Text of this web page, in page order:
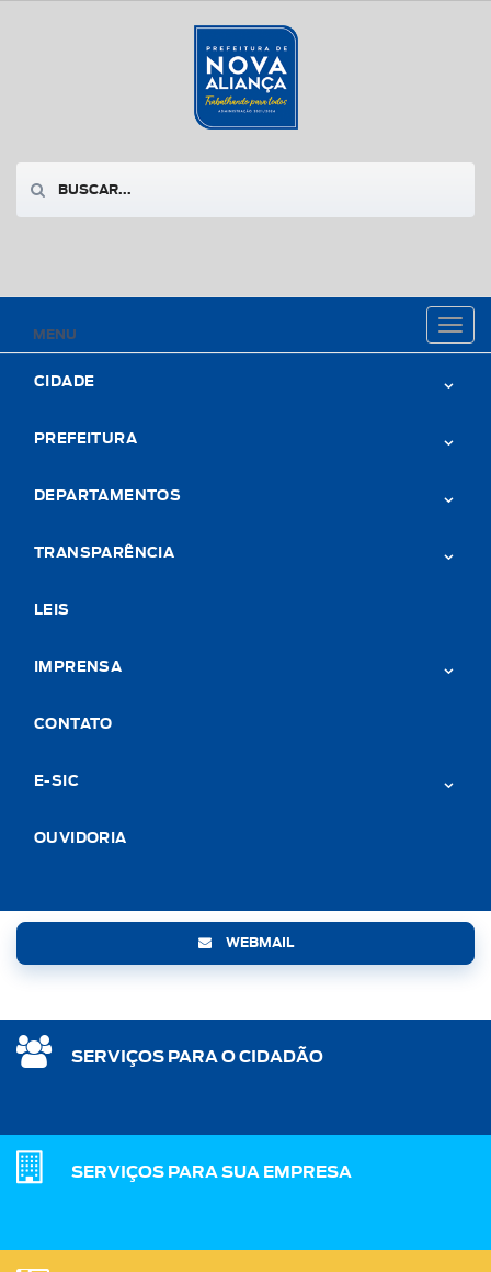
MENU
Toggle
CIDADE
PREFEITURA
DEPARTAMENTOS
TRANSPARÊNCIA
LEIS
IMPRENSA
CONTATO
E-SIC
OUVIDORIA
WEBMAIL
SERVIÇOS PARA O CIDADÃO
SERVIÇOS PARA SUA EMPRESA